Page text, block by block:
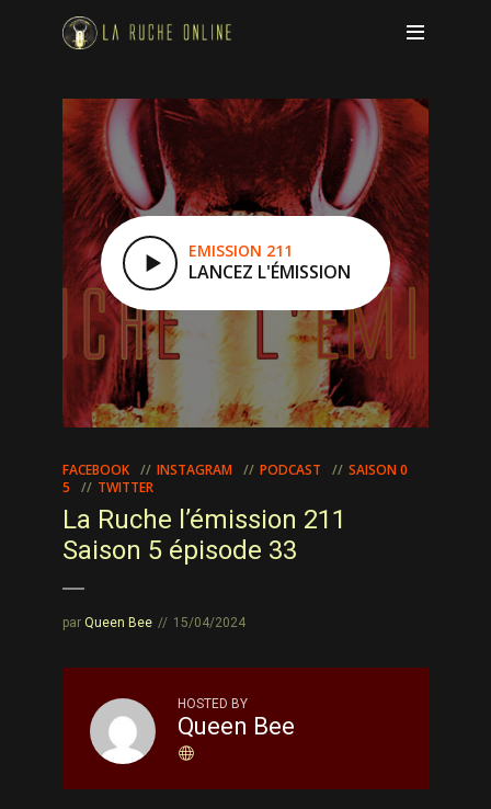
EMISSION 211
LANCEZ L'ÉMISSION
FACEBOOK INSTAGRAM PODCAST
SAISON 0
5
TWITTER
La Ruche l’émission 211
Saison 5 épisode 33
par Queen Bee 15/04/2024
HOSTED BY
Queen Bee